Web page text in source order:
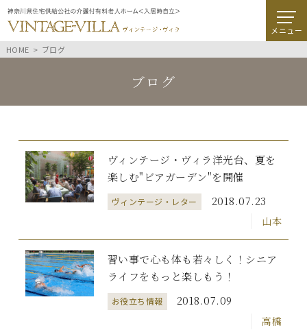
メニュー
HOME
ブログ
ブログ
ヴィンテージ・ヴィラ洋光台、夏を
楽しむ"ビアガーデン"を開催
ヴィンテージ・レター 2018.07.23
山本
習い事で心も体も若々しく！シニア
ライフをもっと楽しもう！
お役立ち情報 2018.07.09
高橋